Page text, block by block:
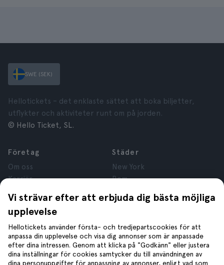
Vi strävar efter att erbjuda dig bästa möjliga
upplevelse
Hellotickets använder första- och tredjepartscookies för att
anpassa din upplevelse och visa dig annonser som är anpassade
efter dina intressen. Genom att klicka på "Godkänn" eller justera
dina inställningar för cookies samtycker du till användningen av
dina personuppgifter för anpassning av annonser, enligt vad som
SWE (SEK)
Hellotickets – det enklaste sättet att boka biljetter,
utflykter och aktiviteter runt om på jorden.
© Hello Ticket, SL.
Företag
Om oss
Karriär
Recensioner
Sekretess
Regler och villkor
Juridisk Rådgivning
Cookies
Städer
New York
Rom
London
Kraków
Tenerife